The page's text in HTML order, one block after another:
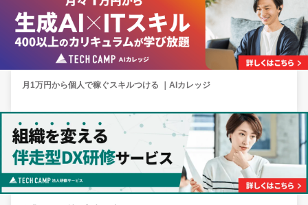
月1万円から個人で稼ぐスキルつける ｜AIカレッジ